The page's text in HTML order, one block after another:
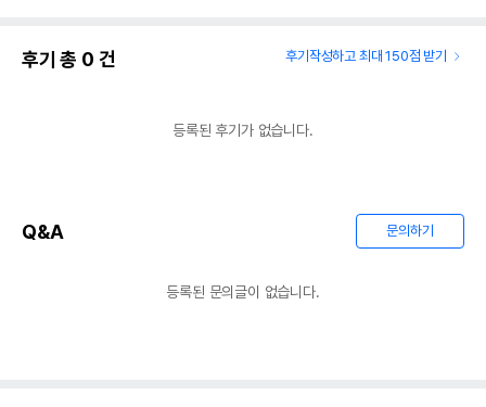
후기 총 0 건 후기작성하고 최대 150점 받기
등록된 후기가 없습니다.
Q&A 문의하기
등록된 문의글이 없습니다.